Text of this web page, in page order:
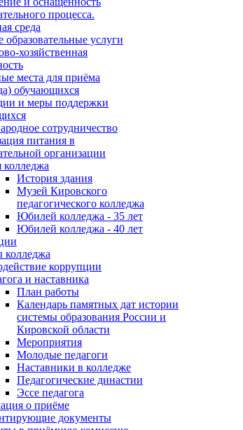
процесса.
среда
услуги
хозяйственная
места для приёма
обучающихся
и меры поддержки
сотрудничество
питания в
организации
колледжа
История здания
Музей Кировского
педагогического колледжа
Юбилей колледжа - 35 лет
Юбилей колледжа - 40 лет
колледжа
коррупции
и наставника
План работы
Календарь памятных дат истории
системы образования России и
Кировской области
Мероприятия
Молодые педагоги
Наставники в колледже
Педагогические династии
Эссе педагога
о приёме
документы